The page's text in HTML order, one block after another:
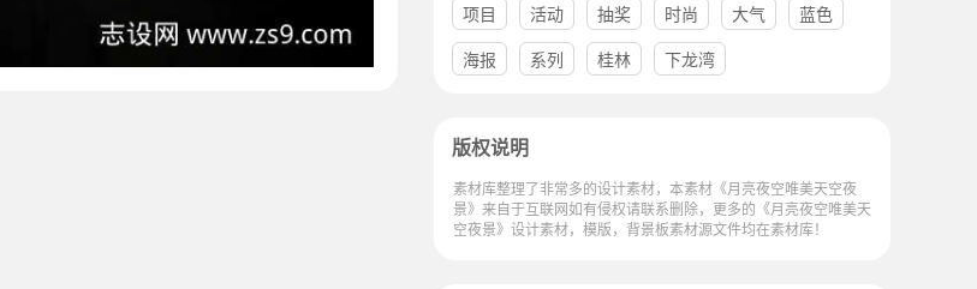
项目 活动 抽奖 时尚 大气
蓝色
海报
系列 桂林 下龙湾
版权说明
素材库整理了非常多的设计素材，本素材《月亮夜空唯美天空夜
景》来自于互联网如有侵权请联系删除，更多的《月亮夜空唯美天
空夜景》设计素材，模版，背景板素材源文件均在素材库！